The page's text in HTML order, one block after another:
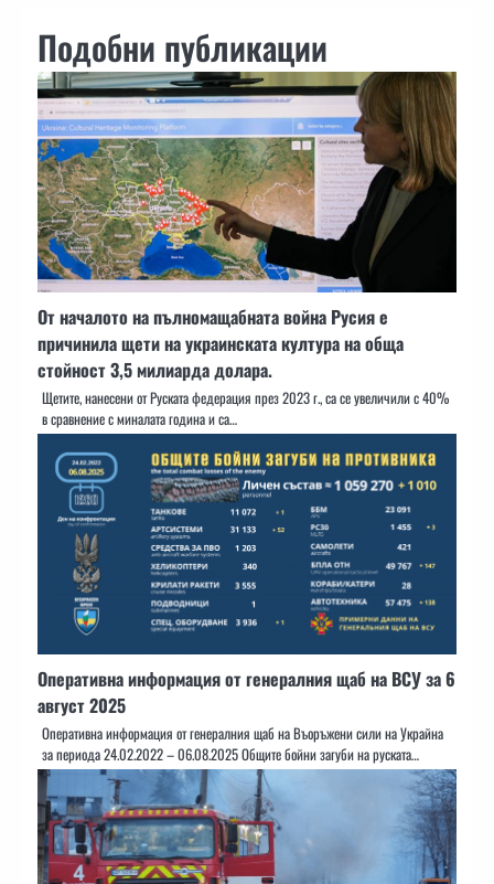
Подобни публикации
От началото на пълномащабната война Русия е
причинила щети на украинската култура на обща
стойност 3,5 милиарда долара.
Щетите, нанесени от Руската федерация през 2023 г., са се увеличили с 40%
в сравнение с миналата година и са…
Оперативна информация от генералния щаб на ВСУ за 6
август 2025
Оперативна информация от генералния щаб на Въоръжени сили на Украйна
за периода 24.02.2022 – 06.08.2025 Общите бойни загуби на руската…